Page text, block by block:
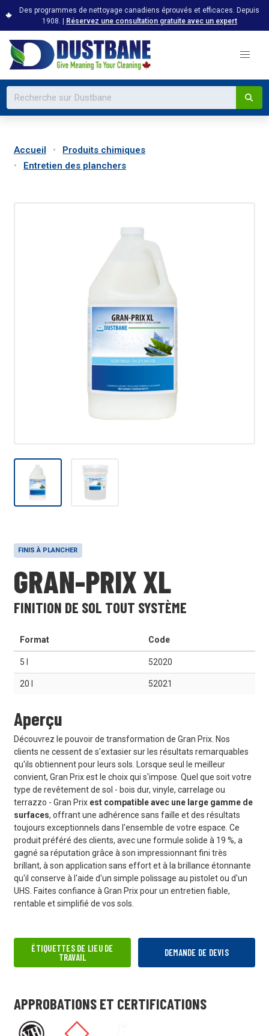
Des programmes de nettoyage canadiens éprouvés et efficaces. Depuis
1908. | Réservez une consultation gratuite avec un expert
Accueil
Produits chimiques
Entretien des planchers
FINIS À PLANCHER
GRAN-PRIX XL
FINITION DE SOL TOUT SYSTÈME
Format Code
5 l 52020
20 l 52021
Aperçu
Découvrez le pouvoir de transformation de Gran Prix. Nos
clients ne cessent de s'extasier sur les résultats remarquables
qu'ils obtiennent pour leurs sols. Lorsque seul le meilleur
convient, Gran Prix est le choix qui s'impose. Quel que soit votre
type de revêtement de sol - bois dur, vinyle, carrelage ou
terrazzo - Gran Prix est compatible avec une large gamme de
surfaces, offrant une adhérence sans faille et des résultats
toujours exceptionnels dans l'ensemble de votre espace. Ce
produit préféré des clients, avec une formule solide à 19 %, a
gagné sa réputation grâce à son impressionnant fini très
brillant, à son application sans effort et à la brillance étonnante
qu'il conserve à l'aide d'un simple polissage au pistolet ou d'un
UHS. Faites confiance à Gran Prix pour un entretien fiable,
rentable et simplifié de vos sols.
ÉTIQUETTES DE LIEU DE
TRAVAIL
DEMANDE DE DEVIS
APPROBATIONS ET CERTIFICATIONS